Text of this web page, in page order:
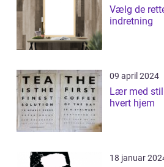
Vælg de
indretning
09 april 2024
Lær med
hvert hjem
18 januar